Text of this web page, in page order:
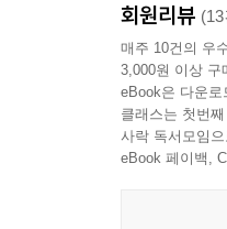
두드리는 봄볕
회원리뷰
매주 10건의 우
3,000원 이상 구
eBook은 다운
클래스는 첫번
사락 독서모임
eBook 페이백,